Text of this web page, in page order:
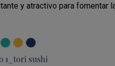
y atractivo para fomentar